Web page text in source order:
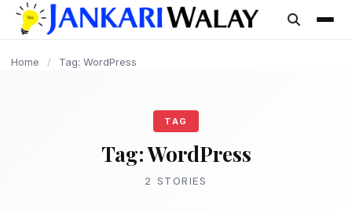
content
Home / Tag: WordPress
TAG
Tag:WordPress
2 STORIES
BLOGGING